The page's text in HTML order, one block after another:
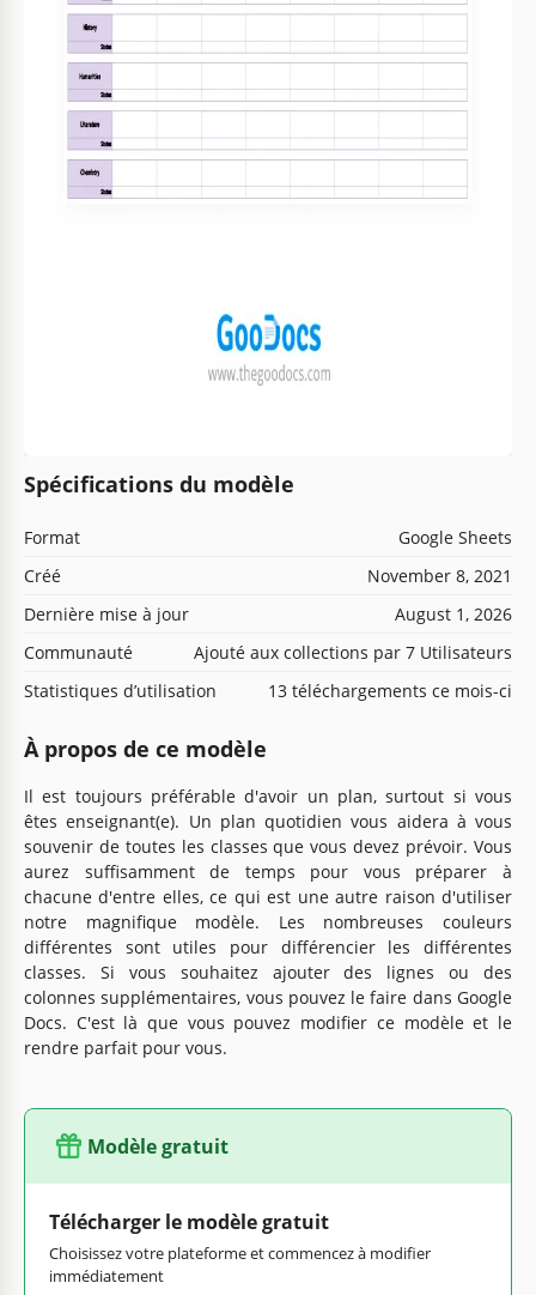
Spécifications du modèle
Format
Google Sheets
Créé
November 8, 2021
Dernière mise à jour
August 1, 2026
Communauté
Ajouté aux collections par 7 Utilisateurs
Statistiques d’utilisation
13 téléchargements ce mois-ci
À propos de ce modèle
Il est toujours préférable d'avoir un plan, surtout si vous
êtes enseignant(e). Un plan quotidien vous aidera à vous
souvenir de toutes les classes que vous devez prévoir. Vous
aurez suffisamment de temps pour vous préparer à
chacune d'entre elles, ce qui est une autre raison d'utiliser
notre magnifique modèle. Les nombreuses couleurs
différentes sont utiles pour différencier les différentes
classes. Si vous souhaitez ajouter des lignes ou des
colonnes supplémentaires, vous pouvez le faire dans Google
Docs. C'est là que vous pouvez modifier ce modèle et le
rendre parfait pour vous.
Modèle gratuit
Télécharger le modèle gratuit
Choisissez votre plateforme et commencez à modifier
immédiatement